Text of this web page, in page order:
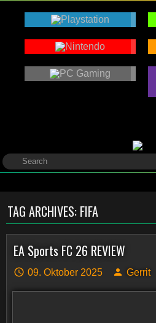
TAG ARCHIVES: FIFA
EA Sports FC 26 REVIEW
09. Oktober 2025 Gerrit